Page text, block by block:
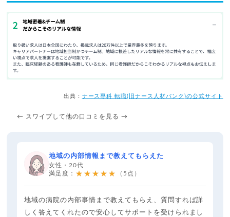
出典： ナース専科 転職(旧ナース人材バンク)の公式サイト
← スワイプして他の口コミを見る →
地域の内部情報まで教えてもらえた
女性・20代
満足度： ★★★★★ （5点）
地域の病院の内部事情まで教えてもらえ、質問すれば詳
しく答えてくれたので安心してサポートを受けられまし